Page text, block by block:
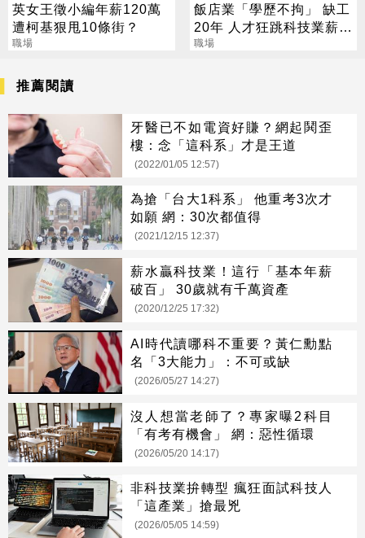
英女王徵小編年薪120萬
遭柯基狠甩10條街？
職場
飯店業「學歷不拘」 缺工
20年 人才狂跳科技業薪水
漲7成
職場
推薦閱讀
牙醫已不如電資好賺？網起鬨歪
樓：念「這科系」才是王道
(2022/01/05 12:57)
為搶「台大1科系」 他重考3次才
如願 網：30次都值得
(2021/12/15 12:37)
薪水贏科技業！這行「基本年薪
破百」 30歲就有千萬資產
(2020/12/25 17:32)
AI時代讀哪科不重要？黃仁勳點
名「3大能力」：不可或缺
(2026/05/27 14:27)
沒人想當老師了？專家曝2科目
「有考有機會」 網：惡性循環
(2026/05/20 14:17)
非科技業拚轉型 瘋狂面試科技人
「這產業」搶最兇
(2026/05/05 14:59)